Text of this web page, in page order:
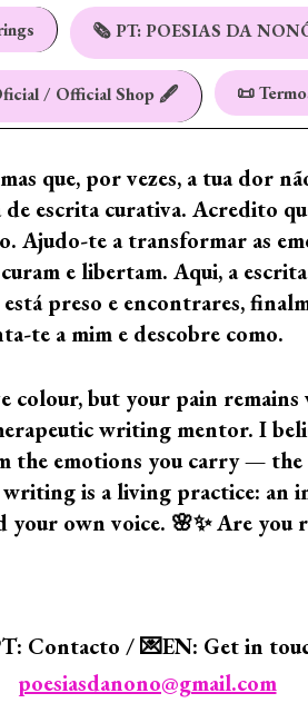
🗞️ PT: POESIAS DA
/ Official Shop 🖋️ 📜
que, por vezes, a tua dor
escrita curativa. Acredito
Ajudo-te a transformar as
e libertam. Aqui, a
preso e encontrares,
te a mim e descobre como.
but your pain remains
writing mentor. I
emotions you carry —
is a living practice:
own voice. 🌸✨ Are
Contacto / 💌EN: Get in
poesiasdanono@gmail.com